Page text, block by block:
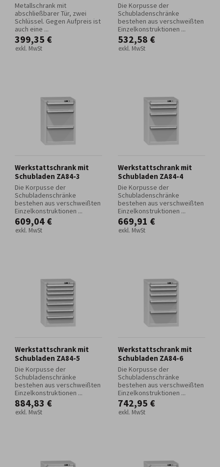
Metallschrank mit
abschließbarer Tür, zwei
Schlüssel. Gegen Aufpreis ist
auch eine ...
399,35 €
exkl. MwSt
Die Korpusse der
Schubladenschränke
bestehen aus verschweißten
Einzelkonstruktionen ...
532,58 €
exkl. MwSt
Werkstattschrank mit
Schubladen ZA84-3
Die Korpusse der
Schubladenschränke
bestehen aus verschweißten
Einzelkonstruktionen ...
609,04 €
exkl. MwSt
Werkstattschrank mit
Schubladen ZA84-4
Die Korpusse der
Schubladenschränke
bestehen aus verschweißten
Einzelkonstruktionen ...
669,91 €
exkl. MwSt
Werkstattschrank mit
Schubladen ZA84-5
Die Korpusse der
Schubladenschränke
bestehen aus verschweißten
Einzelkonstruktionen ...
884,83 €
exkl. MwSt
Werkstattschrank mit
Schubladen ZA84-6
Die Korpusse der
Schubladenschränke
bestehen aus verschweißten
Einzelkonstruktionen ...
742,95 €
exkl. MwSt